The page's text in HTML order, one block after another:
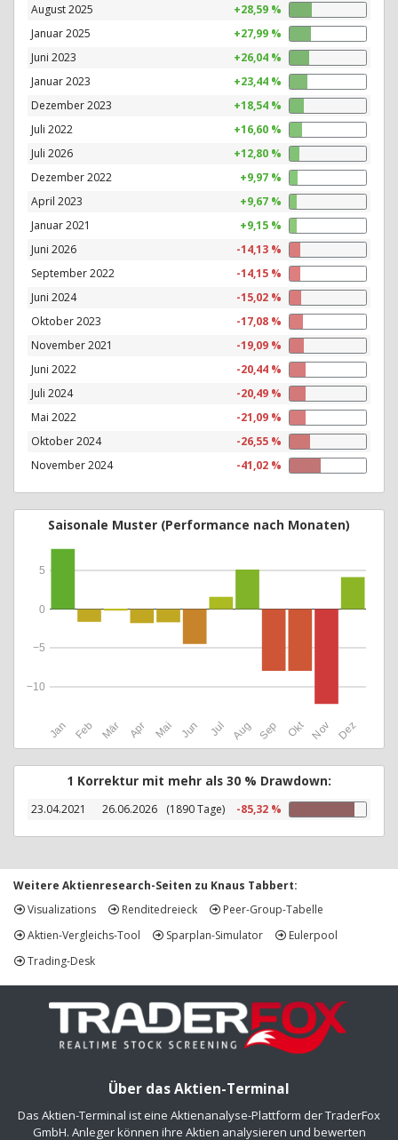
August 2025
+28,59 %
Januar 2025
+27,99 %
Juni 2023
+26,04 %
Januar 2023
+23,44 %
Dezember 2023
+18,54 %
Juli 2022
+16,60 %
Juli 2026
+12,80 %
Dezember 2022
+9,97 %
April 2023
+9,67 %
Januar 2021
+9,15 %
Juni 2026
-14,13 %
September 2022
-14,15 %
Juni 2024
-15,02 %
Oktober 2023
-17,08 %
November 2021
-19,09 %
Juni 2022
-20,44 %
Juli 2024
-20,49 %
Mai 2022
-21,09 %
Oktober 2024
-26,55 %
November 2024
-41,02 %
Saisonale Muster (Performance nach Monaten)
Jan Feb Mär Apr Mai Jun Jul Aug Sep Okt Nov Dez
−10
−5
0
5
1 Korrektur mit mehr als 30 % Drawdown:
23.04.2021 26.06.2026 (1890 Tage) -85,32 %
Weitere Aktienresearch-Seiten zu Knaus Tabbert:
Visualizations
Renditedreieck
Peer-Group-Tabelle
Aktien-Vergleichs-Tool
Sparplan-Simulator
Eulerpool
Trading-Desk
Über das Aktien-Terminal
Das Aktien-Terminal ist eine Aktienanalyse-Plattform der TraderFox
GmbH. Anleger können ihre Aktien analysieren und bewerten